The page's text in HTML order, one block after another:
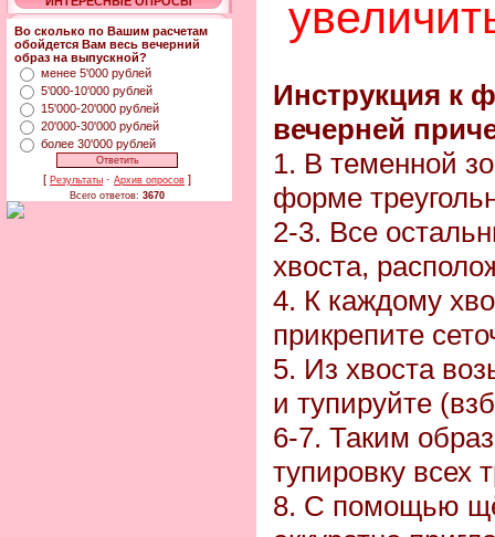
Во сколько по Вашим расчетам
обойдется Вам весь вечерний
образ на выпускной?
менее 5'000 рублей
5'000-10'000 рублей
15'000-20'000 рублей
20'000-30'000 рублей
более 30'000 рублей
[ Результаты · Архив опросов ]
Всего ответов: 3670
Инструкция к
вечерней
1. В теменной
форме
2-3. Все
хвоста,
4. К каждому
прикрепите
5. Из хвоста
и тупируйте
6-7. Таким
тупировку всех
8. С помощью